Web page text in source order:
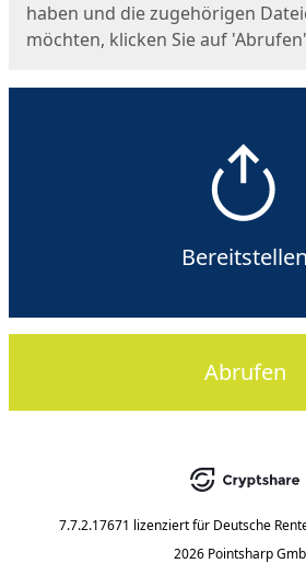
haben und die zugehörigen
möchten, klicken Sie auf
Bereitstellen
Abrufen
7.7.2.17671 lizenziert für Deutsche
2026 Pointsharp